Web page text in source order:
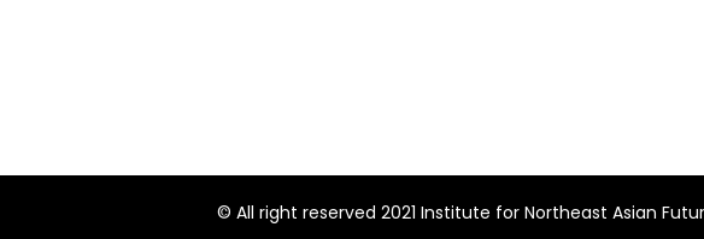
© All right reserved 2021 Institute for Northeast Asian